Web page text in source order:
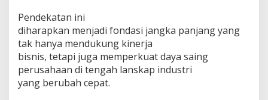
Pendekatan ini
diharapkan menjadi fondasi jangka panjang yang
tak hanya mendukung kinerja
bisnis, tetapi juga memperkuat daya saing
perusahaan di tengah lanskap industri
yang berubah cepat.